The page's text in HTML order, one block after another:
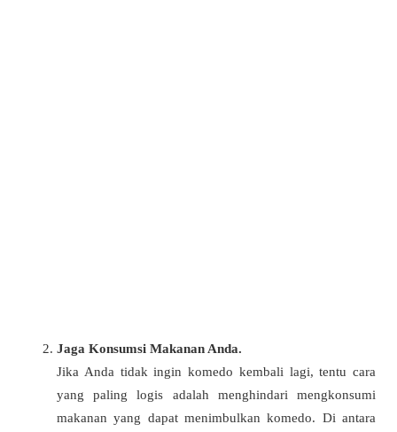
Jaga Konsumsi Makanan Anda.
Jika Anda tidak ingin komedo kembali lagi, tentu cara
yang paling logis adalah menghindari mengkonsumi
makanan yang dapat menimbulkan komedo. Di antara